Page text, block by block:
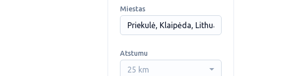
Miestas
Atstumu
25 km